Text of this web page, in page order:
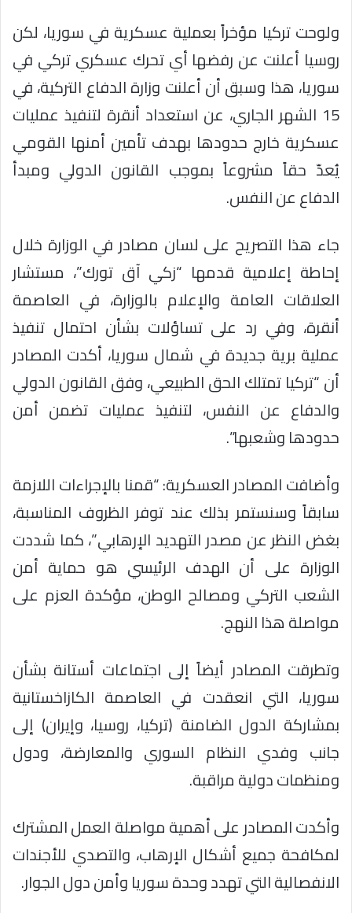
ولوحت تركيا مؤخراً بعملية عسكرية في سوريا، لكن
روسيا أعلنت عن رفضها أي تحرك عسكري تركي في
سوريا، هذا وسبق أن أعلنت وزارة الدفاع التركية، في
15 الشهر الجاري، عن استعداد أنقرة لتنفيذ عمليات
عسكرية خارج حدودها بهدف تأمين أمنها القومي
يُعدّ حقاً مشروعاً بموجب القانون الدولي ومبدأ
الدفاع عن النفس.
جاء هذا التصريح على لسان مصادر في الوزارة خلال
إحاطة إعلامية قدمها “زكي آق تورك”، مستشار
العلاقات العامة والإعلام بالوزارة، في العاصمة
أنقرة، وفي رد على تساؤلات بشأن احتمال تنفيذ
عملية برية جديدة في شمال سوريا، أكدت المصادر
أن “تركيا تمتلك الحق الطبيعي، وفق القانون الدولي
والدفاع عن النفس، لتنفيذ عمليات تضمن أمن
حدودها وشعبها”.
وأضافت المصادر العسكرية: “قمنا بالإجراءات اللازمة
سابقاً وسنستمر بذلك عند توفر الظروف المناسبة،
بغض النظر عن مصدر التهديد الإرهابي”، كما شددت
الوزارة على أن الهدف الرئيسي هو حماية أمن
الشعب التركي ومصالح الوطن، مؤكدة العزم على
مواصلة هذا النهج.
وتطرقت المصادر أيضاً إلى اجتماعات أستانة بشأن
سوريا، التي انعقدت في العاصمة الكازاخستانية
بمشاركة الدول الضامنة (تركيا، روسيا، وإيران) إلى
جانب وفدي النظام السوري والمعارضة، ودول
ومنظمات دولية مراقبة.
وأكدت المصادر على أهمية مواصلة العمل المشترك
لمكافحة جميع أشكال الإرهاب، والتصدي للأجندات
الانفصالية التي تهدد وحدة سوريا وأمن دول الجوار.